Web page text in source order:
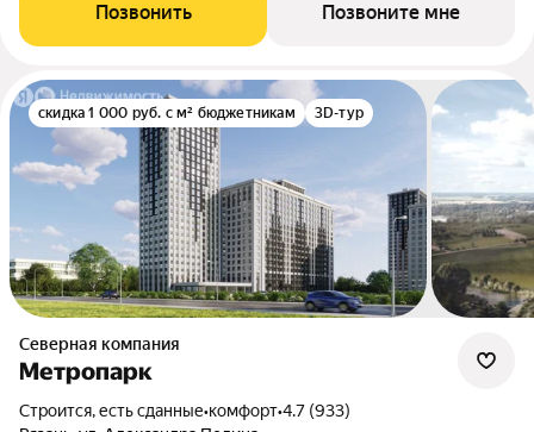
Позвонить Позвоните мне
скидка 1 000 руб. с м² бюджетникам 3D-тур
Северная компания
Метропарк
Строится, есть сданные•комфорт•4.7 (933)